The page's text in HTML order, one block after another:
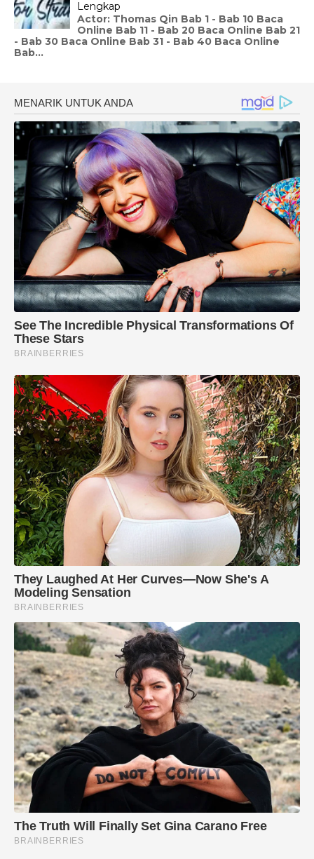
Lengkap
Actor: Thomas Qin Bab 1 - Bab 10 Baca
Online Bab 11 - Bab 20 Baca Online Bab 21
- Bab 30 Baca Online Bab 31 - Bab 40 Baca Online
Bab...